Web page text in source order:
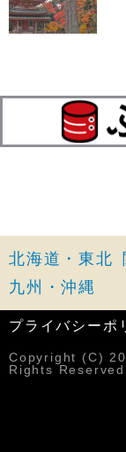
北海道・東北
九州・沖縄
プライバシーポ
Copyright (C)
Rights Reserved.